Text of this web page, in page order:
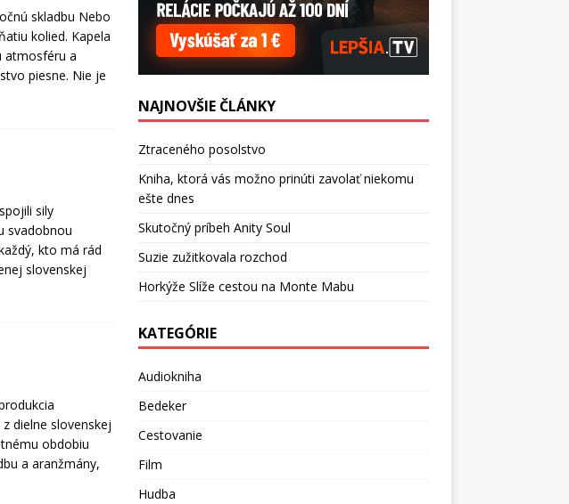
skladbu Nebo
kolied. Kapela
atmosféru a
piesne. Nie je
sily
svadobnou
kto má rád
slovenskej
dielne slovenskej
obdobiu
a aranžmány,
NAJNOVŠIE ČLÁNKY
Ztraceného posolstvo
Kniha, ktorá vás možno prinúti zavolať niekomu
ešte dnes
Skutočný príbeh Anity Soul
Suzie zužitkovala rozchod
Horkýže Slíže cestou na Monte Mabu
KATEGÓRIE
Audiokniha
Bedeker
Cestovanie
Film
Hudba